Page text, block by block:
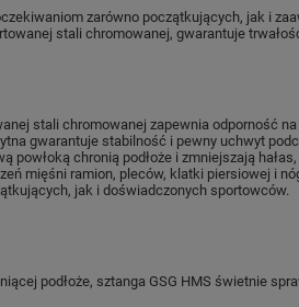
zarówno początkujących, jak i
stali chromowanej, gwarantuje
stali chromowanej zapewnia odporność
gwarantuje stabilność i pewny uchwyt
powłoką chronią podłoże i zmniejszają hałas,
mięśni ramion, pleców, klatki piersiowej i
jak i doświadczonych sportowców.
podłoże, sztanga GSG HMS świetnie